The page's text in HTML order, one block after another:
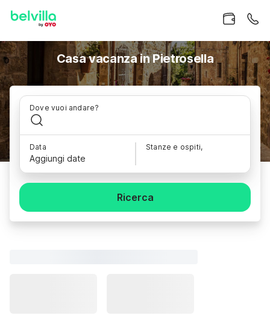
Casa vacanza in Pietrosella
Dove vuoi andare?
Data
Aggiungi date
Stanze e ospiti,
Ricerca